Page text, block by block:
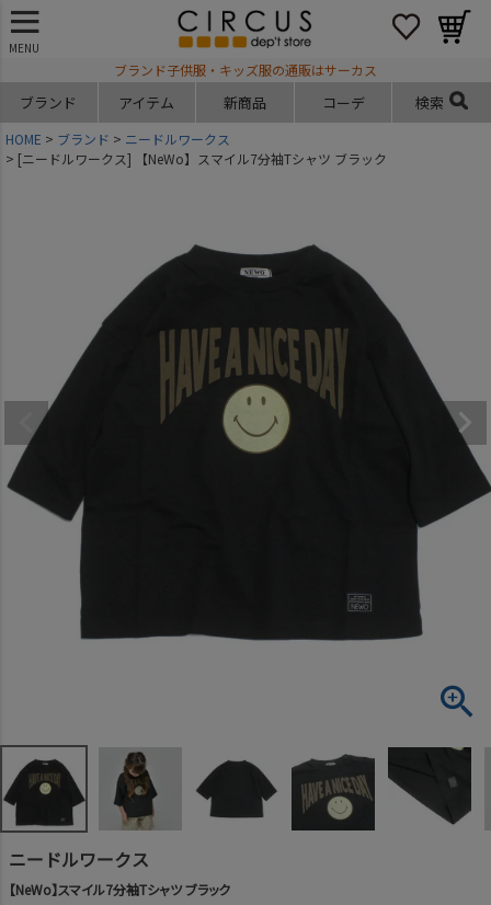
MENU
ブランド子供服・キッズ服の通販はサーカス
ブランド アイテム 新商品 コーデ 検索
HOME ブランド
ニードルワークス
[ニードルワークス] 【NeWo】スマイル7分袖Tシャツ ブラック
ニードルワークス
【NeWo】スマイル7分袖Tシャツ ブラック